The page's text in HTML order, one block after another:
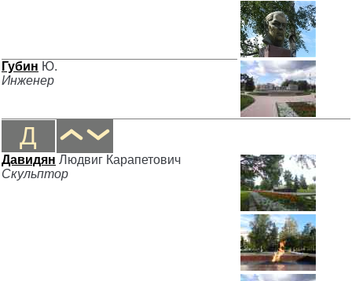
Губин Ю.
Инженер
Д
Давидян Людвиг Карапетович
Скульптор